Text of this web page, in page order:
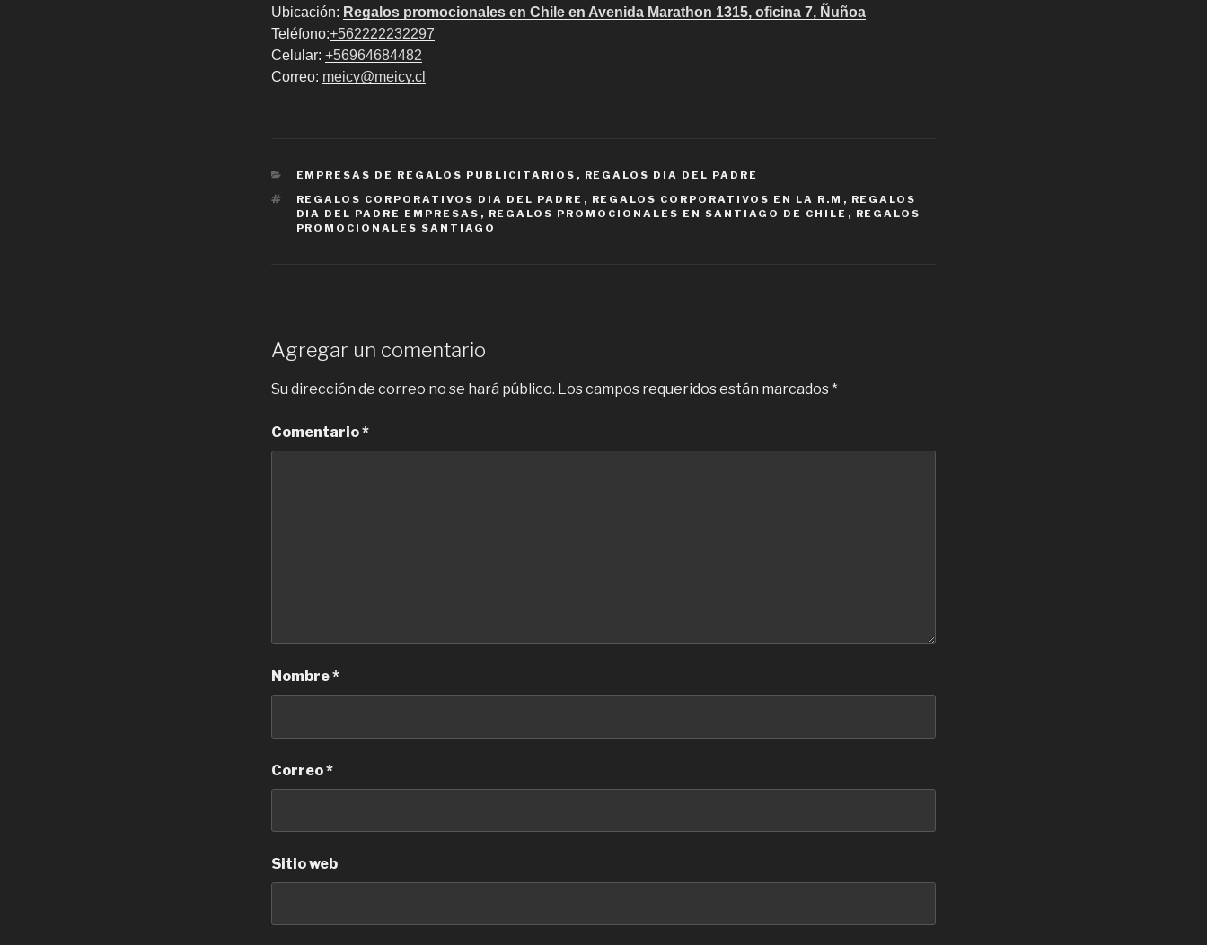
Ubicación: Regalos promocionales en Chile en Avenida Marathon 1315, oficina 7, Ñuñoa
Teléfono:+562222232297
Celular: +56964684482
Correo: meicy@meicy.cl
CATEGORIES
EMPRESAS DE REGALOS PUBLICITARIOS , REGALOS DIA DEL PADRE
TAGS
REGALOS CORPORATIVOS DIA DEL PADRE , REGALOS CORPORATIVOS EN LA R.M , REGALOS
DIA DEL PADRE EMPRESAS , REGALOS PROMOCIONALES EN SANTIAGO DE CHILE , REGALOS
PROMOCIONALES SANTIAGO
Agregar un comentario
Su dirección de correo no se hará público. Los campos requeridos están marcados*
Comentario*
Nombre*
Correo*
Sitio web